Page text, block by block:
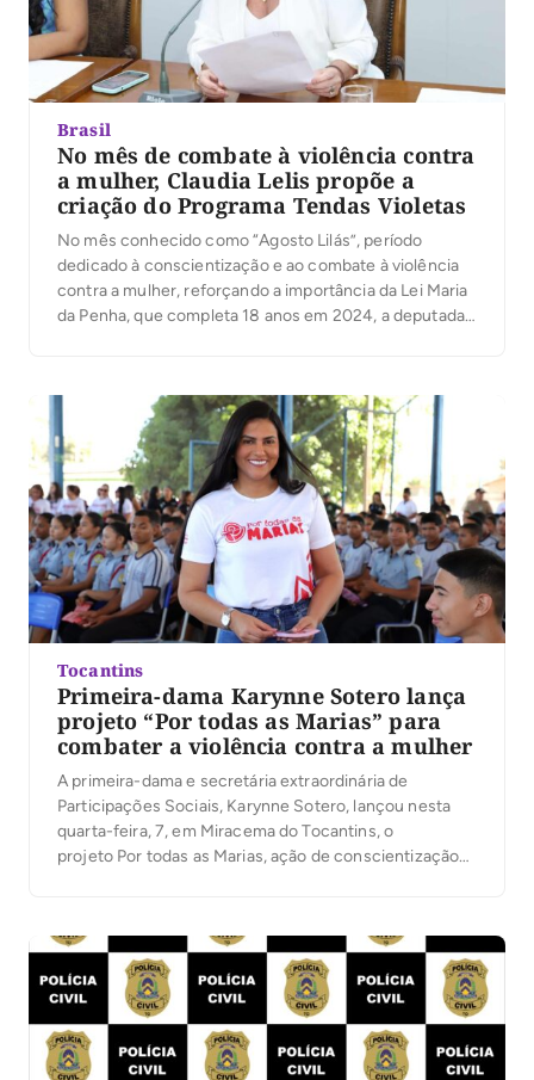
Brasil
No mês de combate à violência contra
a mulher, Claudia Lelis propõe a
criação do Programa Tendas Violetas
No mês conhecido como “Agosto Lilás”, período
dedicado à conscientização e ao combate à violência
contra a mulher, reforçando a importância da Lei Maria
da Penha, que completa 18 anos em 2024, a deputada
projeto de lei que busca […]
Tocantins
Primeira-dama Karynne Sotero lança
projeto “Por todas as Marias” para
combater a violência contra a mulher
A primeira-dama e secretária extraordinária de
Participações Sociais, Karynne Sotero, lançou nesta
quarta-feira, 7, em Miracema do Tocantins, o
projeto Por todas as Marias, ação de conscientização
mobilização com o objetivo de ajudar a construir uma
sociedade […]